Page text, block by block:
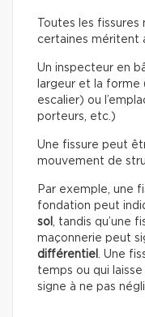
Toutes les
certaines méritent
Un inspecteur en
largeur et la forme
escalier) ou
porteurs, etc.)
Une fissure peut
mouvement de
Par exemple, une
fondation peut
sol , tandis qu’une
maçonnerie peut
différentiel . Une
temps ou qui
signe à ne pas